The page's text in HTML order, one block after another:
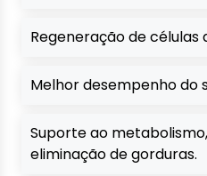
Regeneração de células
Melhor desempenho do
Suporte ao
eliminação de gorduras.